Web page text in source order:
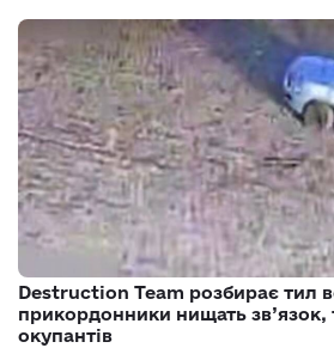
Destruction Team розбирає тил
прикордонники нищать зв’язок,
окупантів